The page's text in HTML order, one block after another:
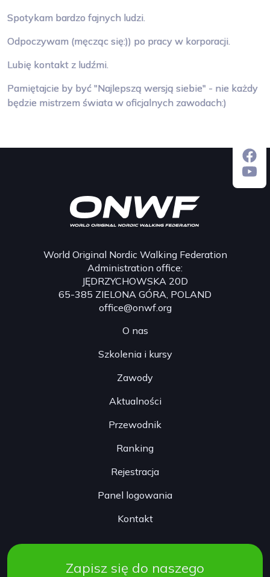
Spotykam bardzo fajnych ludzi.
Odpoczywam (męcząc się:)) po pracy w korporacji.
Lubię kontakt z ludźmi.
Pamiętajcie by być "Najlepszą wersją siebie" - nie każdy
będzie mistrzem świata w oficjalnych zawodach:)
World Original Nordic Walking Federation
Administration office:
JĘDRZYCHOWSKA 20D
65-385 ZIELONA GÓRA, POLAND
office@onwf.org
O nas
Szkolenia i kursy
Zawody
Aktualności
Przewodnik
Ranking
Rejestracja
Panel logowania
Kontakt
Zapisz się do naszego